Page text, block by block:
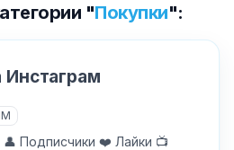
"Покупки":
Инстаграм
👤 Подписчики ❤️ Лайки 📺